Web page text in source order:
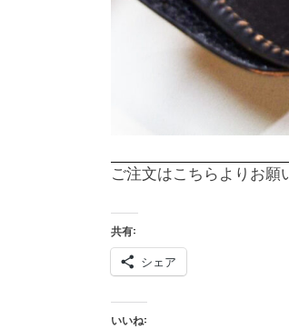
ご注文はこちらよりお
共有:
シェア
いいね: